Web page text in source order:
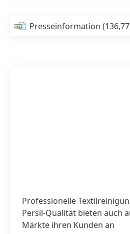
Presseinformation
Professionelle
Persil-Qualität bieten auch
Märkte ihren Kunden an